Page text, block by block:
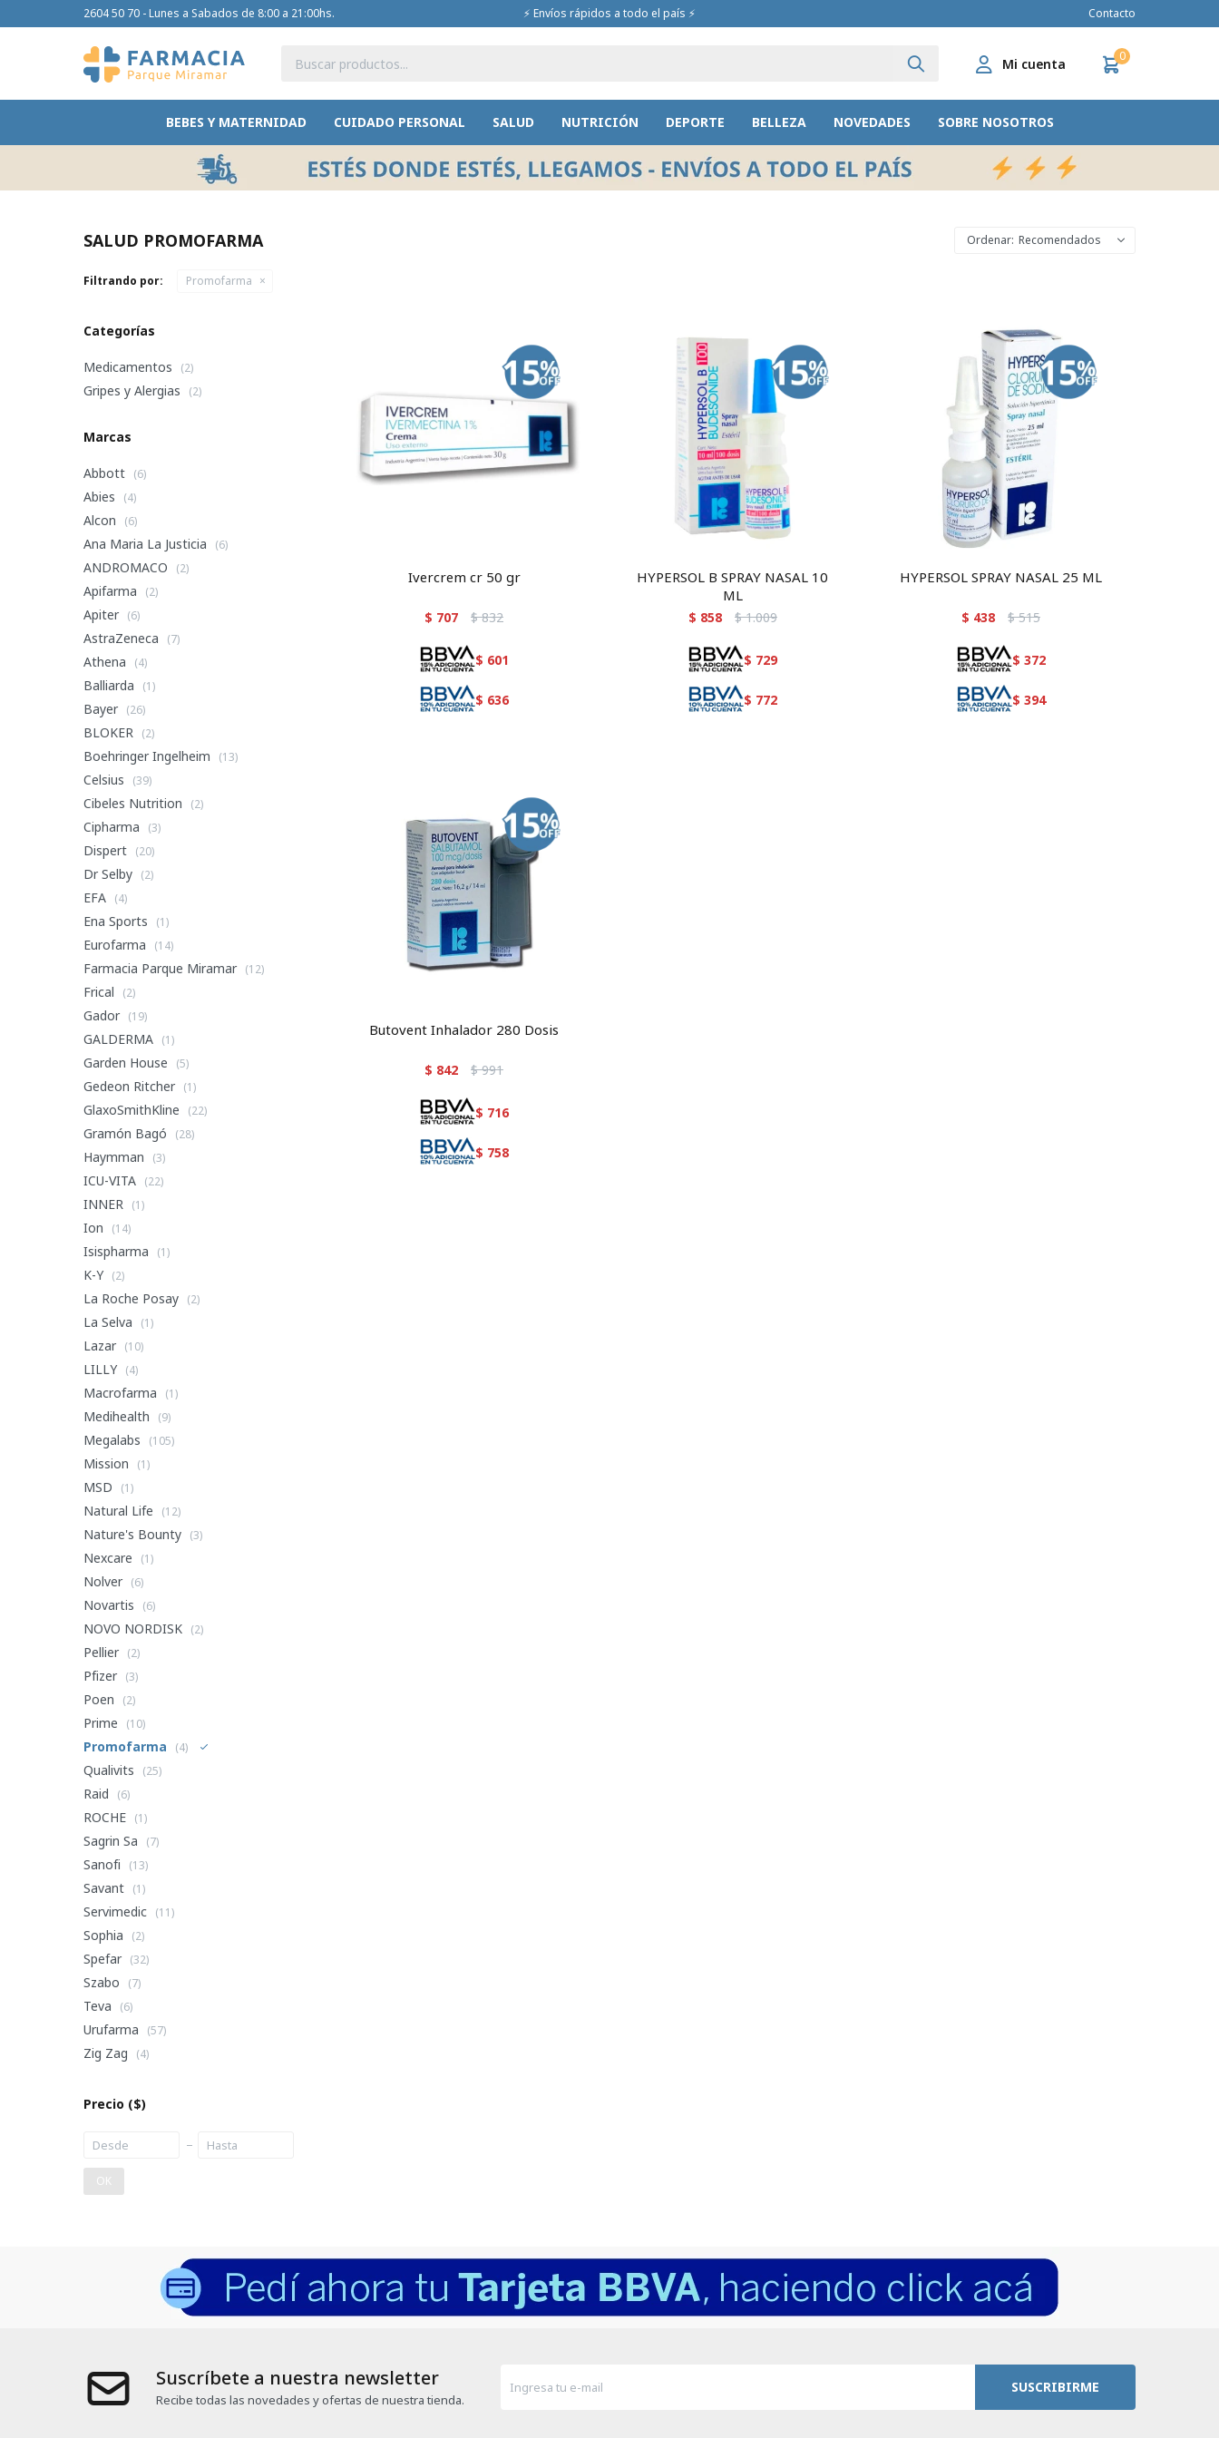
BEBES Y MATERNIDAD CUIDADO PERSONAL SALUD NUTRICIÓN DEPORTE BELLEZA NOVEDADES SOBRE NOSOTROS
0
2604 50 70 - Lunes a Sabados de 8:00 a 21:00hs. ⚡ Envíos rápidos a todo el país ⚡ Contacto
SALUD PROMOFARMA Recomendados
Filtrando por: Promofarma
Ivercrem cr 50 gr
$ 707 $ 832
$ 601
$ 636
HYPERSOL B SPRAY NASAL 10
ML
$ 858 $ 1.009
$ 729
$ 772
HYPERSOL SPRAY NASAL 25 ML
$ 438 $ 515
$ 372
$ 394
Butovent Inhalador 280 Dosis
$ 842 $ 991
$ 716
$ 758
Categorías
Medicamentos (2)
Gripes y Alergias (2)
Marcas
Abbott (6)
Abies (4)
Alcon (6)
Ana Maria La Justicia (6)
ANDROMACO (2)
Apifarma (2)
Apiter (6)
AstraZeneca (7)
Athena (4)
Balliarda (1)
Bayer (26)
BLOKER (2)
Boehringer Ingelheim (13)
Celsius (39)
Cibeles Nutrition (2)
Cipharma (3)
Dispert (20)
Dr Selby (2)
EFA (4)
Ena Sports (1)
Eurofarma (14)
Farmacia Parque Miramar (12)
Frical (2)
Gador (19)
GALDERMA (1)
Garden House (5)
Gedeon Ritcher (1)
GlaxoSmithKline (22)
Gramón Bagó (28)
Haymman (3)
ICU-VITA (22)
INNER (1)
Ion (14)
Isispharma (1)
K-Y (2)
La Roche Posay (2)
La Selva (1)
Lazar (10)
LILLY (4)
Macrofarma (1)
Medihealth (9)
Megalabs (105)
Mission (1)
MSD (1)
Natural Life (12)
Nature's Bounty (3)
Nexcare (1)
Nolver (6)
Novartis (6)
NOVO NORDISK (2)
Pellier (2)
Pfizer (3)
Poen (2)
Prime (10)
Promofarma (4)
Qualivits (25)
Raid (6)
ROCHE (1)
Sagrin Sa (7)
Sanofi (13)
Savant (1)
Servimedic (11)
Sophia (2)
Spefar (32)
Szabo (7)
Teva (6)
Urufarma (57)
Zig Zag (4)
Precio ($)
OK
Suscríbete a nuestra newsletter
Recibe todas las novedades y ofertas de nuestra tienda.
SUSCRIBIRME